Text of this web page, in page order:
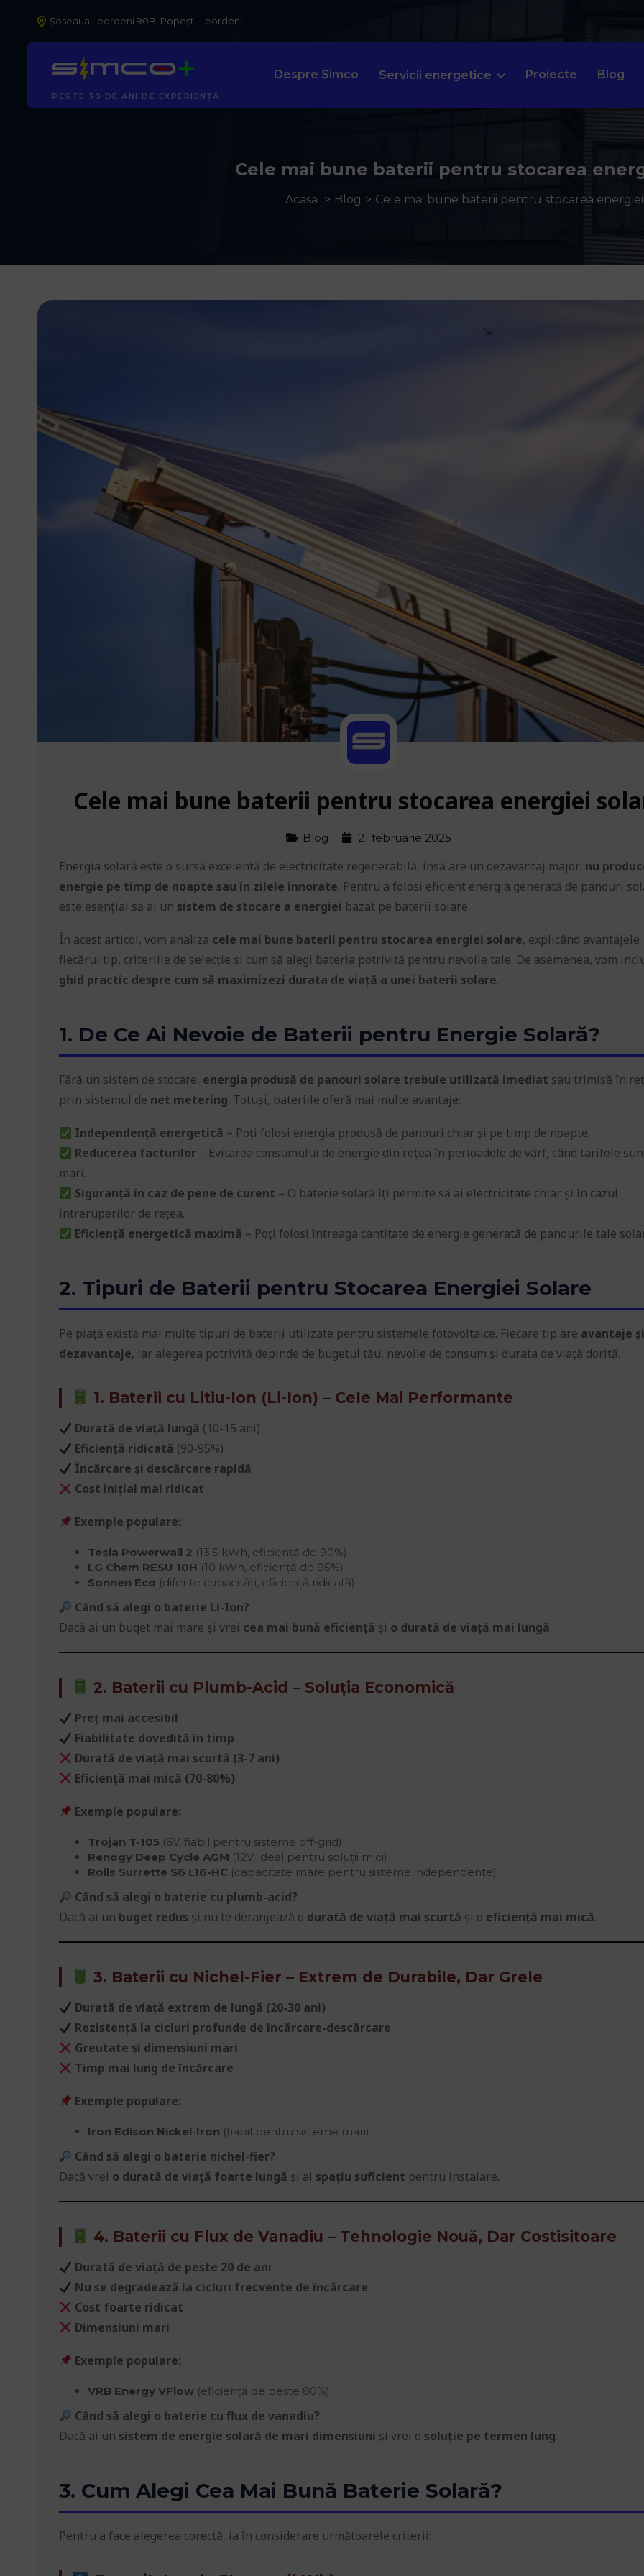
Șoseaua Leordeni 90B, Popești-Leordeni
AUTORIZAȚI ANRE
Despre Simco Servicii energetice Proiecte Blog
Cele mai bune baterii pentru stocarea
Acasa Blog Cele mai bune baterii pentru stocarea
Cele mai bune baterii pentru stocarea energiei
Blog 21 februarie 2025
Energia solară este o sursă excelentă de electricitate regenerabilă, însă are un dezavantaj major: nu
energie pe timp de noapte sau în zilele înnorate. Pentru a folosi eficient energia generată de panouri
este esențial să ai un sistem de stocare a energiei bazat pe baterii solare.
În acest articol, vom analiza cele mai bune baterii pentru stocarea energiei solare, explicând avantajele
fiecărui tip, criteriile de selecție și cum să alegi bateria potrivită pentru nevoile tale. De asemenea, vom
ghid practic despre cum să maximizezi durata de viață a unei baterii solare.
1. De Ce Ai Nevoie de Baterii pentru Energie Solară?
Fără un sistem de stocare, energia produsă de panouri solare trebuie utilizată imediat sau trimisă în
prin sistemul de net metering. Totuși, bateriile oferă mai multe avantaje:
Independență energetică – Poți folosi energia produsă de panouri chiar și pe timp de noapte.
Reducerea facturilor – Evitarea consumului de energie din rețea în perioadele de vârf, când tarifele
mari.
Siguranță în caz de pene de curent – O baterie solară îți permite să ai electricitate chiar și în cazul
întreruperilor de rețea.
Eficiență energetică maximă – Poți folosi întreaga cantitate de energie generată de panourile tale
2. Tipuri de Baterii pentru Stocarea Energiei Solare
Pe piață există mai multe tipuri de baterii utilizate pentru sistemele fotovoltaice. Fiecare tip are avantaje și
dezavantaje, iar alegerea potrivită depinde de bugetul tău, nevoile de consum și durata de viață dorită.
1. Baterii cu Litiu-Ion (Li-Ion) – Cele Mai Performante
Durată de viață lungă (10-15 ani)
Eficiență ridicată (90-95%)
Încărcare și descărcare rapidă
Cost inițial mai ridicat
Exemple populare:
Tesla Powerwall 2 (13.5 kWh, eficiență de 90%)
LG Chem RESU 10H (10 kWh, eficiență de 95%)
Sonnen Eco (diferite capacități, eficiență ridicată)
Când să alegi o baterie Li-Ion?
Dacă ai un buget mai mare și vrei cea mai bună eficiență și o durată de viață mai lungă.
2. Baterii cu Plumb-Acid – Soluția Economică
Preț mai accesibil
Fiabilitate dovedită în timp
Durată de viață mai scurtă (3-7 ani)
Eficiență mai mică (70-80%)
Exemple populare:
Trojan T-105 (6V, fiabil pentru sisteme off-grid)
Renogy Deep Cycle AGM (12V, ideal pentru soluții mici)
Rolls Surrette S6 L16-HC (capacitate mare pentru sisteme independente)
Când să alegi o baterie cu plumb-acid?
Dacă ai un buget redus și nu te deranjează o durată de viață mai scurtă și o eficiență mai mică.
3. Baterii cu Nichel-Fier – Extrem de Durabile, Dar Grele
Durată de viață extrem de lungă (20-30 ani)
Rezistență la cicluri profunde de încărcare-descărcare
Greutate și dimensiuni mari
Timp mai lung de încărcare
Exemple populare:
Iron Edison Nickel-Iron (fiabil pentru sisteme mari)
Când să alegi o baterie nichel-fier?
Dacă vrei o durată de viață foarte lungă și ai spațiu suficient pentru instalare.
4. Baterii cu Flux de Vanadiu – Tehnologie Nouă, Dar Costisitoare
Durată de viață de peste 20 de ani
Nu se degradează la cicluri frecvente de încărcare
Cost foarte ridicat
Dimensiuni mari
Exemple populare:
VRB Energy VFlow (eficiență de peste 80%)
Când să alegi o baterie cu flux de vanadiu?
Dacă ai un sistem de energie solară de mari dimensiuni și vrei o soluție pe termen lung.
3. Cum Alegi Cea Mai Bună Baterie Solară?
Pentru a face alegerea corectă, ia în considerare următoarele criterii: